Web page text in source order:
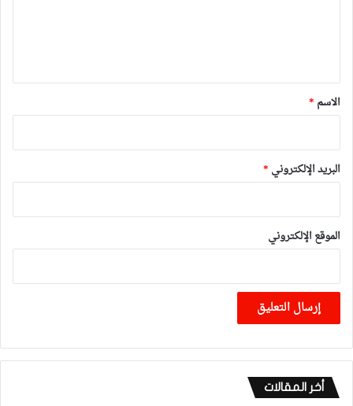
*
الاسم *
البريد الإلكتروني *
الموقع الإلكتروني
أخر المقالات